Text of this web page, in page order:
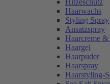
Hitzeschutz
Haarwachs
Styling Spray
Ansatzspray
Haarcreme
Haargel
Haarpuder
Haarspray
Haarstyling-